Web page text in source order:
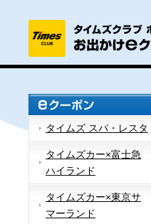
タイムズ スパ・レスタ
タイムズカー×富士急
ハイランド
タイムズカー×東京サ
マーランド